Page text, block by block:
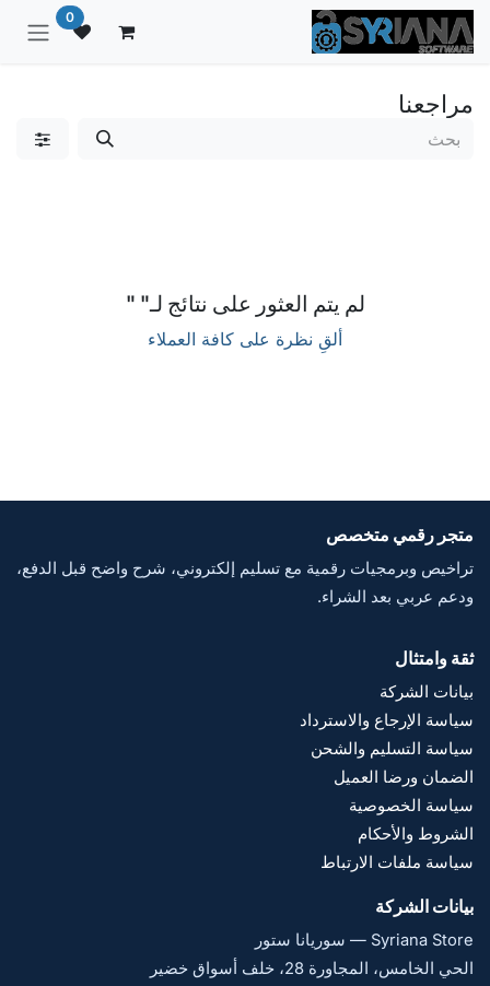
تخطي للذهاب إلى المحتوى 0
مراجعنا
لم يتم العثور على نتائج لـ" "
ألقِ نظرة على كافة العملاء
متجر رقمي متخصص
تراخيص وبرمجيات رقمية مع تسليم إلكتروني، شرح واضح قبل الدفع،
ودعم عربي بعد الشراء.
ثقة وامتثال
بيانات الشركة
سياسة الإرجاع والاسترداد
سياسة التسليم والشحن
الضمان ورضا العميل
سياسة الخصوصية
الشروط والأحكام
سياسة ملفات الارتباط
بيانات الشركة
Syriana Store — سوريانا ستور
الحي الخامس، المجاورة 28، خلف أسواق خضير